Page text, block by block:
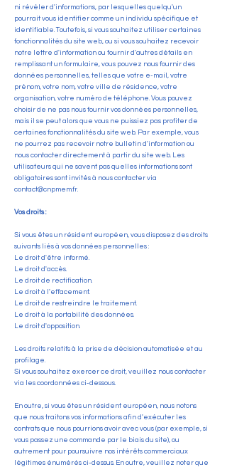
ni révéler d'informations, par lesquelles quelqu'un
pourrait vous identifier comme un individu spécifique et
identifiable. Toutefois, si vous souhaitez utiliser certaines
fonctionnalités du site web, ou si vous souhaitez recevoir
notre lettre d'information ou fournir d'autres détails en
remplissant un formulaire, vous pouvez nous fournir des
données personnelles, telles que votre e-mail, votre
prénom, votre nom, votre ville de résidence, votre
organisation, votre numéro de téléphone. Vous pouvez
choisir de ne pas nous fournir vos données personnelles,
mais il se peut alors que vous ne puissiez pas profiter de
certaines fonctionnalités du site web. Par exemple, vous
ne pourrez pas recevoir notre bulletin d'information ou
nous contacter directement à partir du site web. Les
utilisateurs qui ne savent pas quelles informations sont
obligatoires sont invités à nous contacter via
contact@cnpmem.fr.
Vos droits :
Si vous êtes un résident européen, vous disposez des droits
suivants liés à vos données personnelles :
Le droit d'être informé.
Le droit d'accès.
Le droit de rectification.
Le droit à l'effacement.
Le droit de restreindre le traitement.
Le droit à la portabilité des données.
Le droit d'opposition.
Les droits relatifs à la prise de décision automatisée et au
profilage.
Si vous souhaitez exercer ce droit, veuillez nous contacter
via les coordonnées ci-dessous.
En outre, si vous êtes un résident européen, nous notons
que nous traitons vos informations afin d'exécuter les
contrats que nous pourrions avoir avec vous (par exemple, si
vous passez une commande par le biais du site), ou
autrement pour poursuivre nos intérêts commerciaux
légitimes énumérés ci-dessus. En outre, veuillez noter que